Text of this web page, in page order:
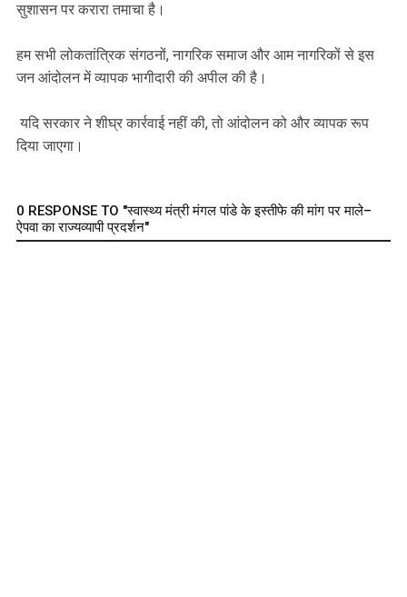
सुशासन पर करारा तमाचा है।
हम सभी लोकतांत्रिक संगठनों, नागरिक समाज और आम नागरिकों से इस
जन आंदोलन में व्यापक भागीदारी की अपील की है।
यदि सरकार ने शीघ्र कार्रवाई नहीं की, तो आंदोलन को और व्यापक रूप
दिया जाएगा।
0 RESPONSE TO "स्वास्थ्य मंत्री मंगल पांडे के इस्तीफे की मांग पर माले–
ऐपवा का राज्यव्यापी प्रदर्शन"